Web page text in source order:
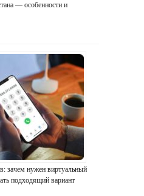
— особенности и
зачем нужен виртуальный
подходящий вариант